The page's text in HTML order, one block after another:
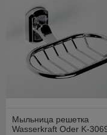
Мыльница решетка
Wasserkraft Oder K-